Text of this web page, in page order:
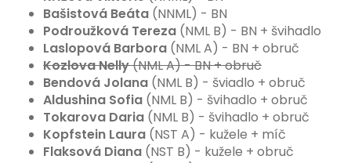
Bašistová Beáta (NNML) - BN
Podroužková Tereza (NML B) - BN + švihadlo
Laslopová Barbora (NML A) - BN + obruč
Kozlova Nelly(NML A) - BN + obruč
Bendová Jolana (NML B) - šviadlo + obruč
Aldushina Sofia (NML B) - švihadlo + obruč
Tokarova Daria (NML B) - švihadlo + obruč
Kopfstein Laura (NST A) - kužele + míč
Flaksová Diana (NST B) - kužele + obruč